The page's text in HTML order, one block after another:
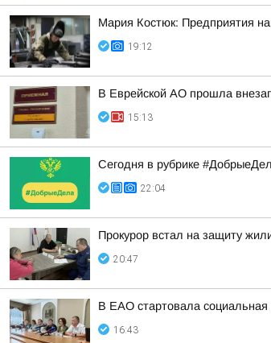
Мария Костюк: Предприятия
19:12
В Еврейской АО прошла
15:13
Сегодня в рубрике
22:04
Прокурор встал на защиту
20:47
В ЕАО стартовала социальная
16:43